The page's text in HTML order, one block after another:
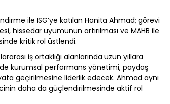
ile ISG’ye katılan Hanita Ahmad; görevi
hissedar uyumunun artırılması ve MAHB ile
kritik rol üstlendi.
iş ortaklığı alanlarında uzun yıllara
kurumsal performans yönetimi, paydaş
geçirilmesine liderlik edecek. Ahmad aynı
daha da güçlendirilmesinde aktif rol